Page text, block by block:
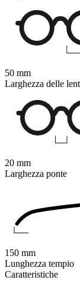
Caratteristiche
50 mm
Larghezza delle
20 mm
Larghezza ponte
150 mm
Lunghezza tempio